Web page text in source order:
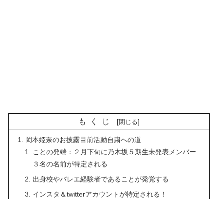
もくじ
岡本姫奈のお披露目前活動自粛への道
ことの発端：２月下旬に乃木坂５期生未発表メンバー
３名の名前が特定される
出身校やバレエ経験者であることが発覚する
インスタ＆twitterアカウントが特定される！